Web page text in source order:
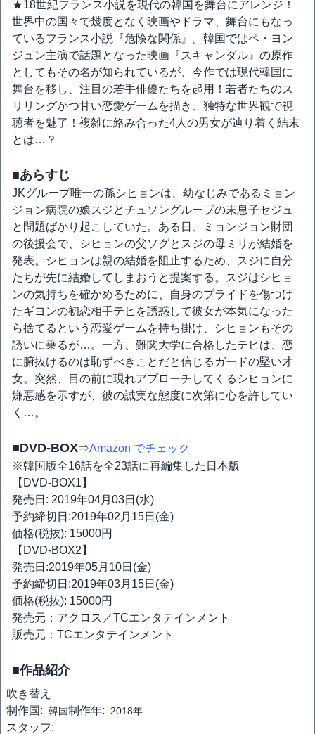
★18世紀フランス小説を現代の韓国を舞台にアレンジ！
世界中の国々で幾度となく映画やドラマ、舞台にもなっ
ているフランス小説『危険な関係』。韓国ではペ・ヨン
ジュン主演で話題となった映画『スキャンダル』の原作
としてもその名が知られているが、今作では現代韓国に
舞台を移し、注目の若手俳優たちを起用！若者たちのス
リリングかつ甘い恋愛ゲームを描き、独特な世界観で視
聴者を魅了！複雑に絡み合った4人の男女が辿り着く結末
とは…？
■あらすじ
JKグループ唯一の孫シヒョンは、幼なじみであるミョン
ジョン病院の娘スジとチュソングループの末息子セジュ
と問題ばかり起こしていた。ある日、ミョンジョン財団
の後援会で、シヒョンの父ソグとスジの母ミリが結婚を
発表。シヒョンは親の結婚を阻止するため、スジに自分
たちが先に結婚してしまおうと提案する。スジはシヒョ
ンの気持ちを確かめるために、自身のプライドを傷つけ
たギヨンの初恋相手テヒを誘惑して彼女が本気になった
ら捨てるという恋愛ゲームを持ち掛け、シヒョンもその
誘いに乗るが…。一方、難関大学に合格したテヒは、恋
に腑抜けるのは恥ずべきことだと信じるガードの堅い才
女。突然、目の前に現れアプローチしてくるシヒョンに
嫌悪感を示すが、彼の誠実な態度に次第に心を許してい
く…。
■DVD-BOX⇒Amazon でチェック
※韓国版全16話を全23話に再編集した日本版
【DVD-BOX1】
発売日: 2019年04月03日(水)
予約締切日:2019年02月15日(金)
価格(税抜): 15000円
【DVD-BOX2】
発売日:2019年05月10日(金)
予約締切日:2019年03月15日(金)
価格(税抜): 15000円
発売元：アクロス／TCエンタテインメント
販売元：TCエンタテインメント
■作品紹介
吹き替え
制作国: 韓国制作年: 2018年
スタッフ: